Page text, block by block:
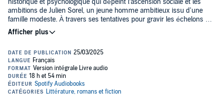
historique et psychologique qui dépeint l’ascension sociale et les
ambitions de Julien Sorel, un jeune homme ambitieux issu d'une
famille modeste. À travers ses tentatives pour gravir les échelons de
la société, il se trouve souvent dans les intrigues au milieu de
personnes influentes. Satire mordante de la société française du
aristocraties, tout en constatant la folie des actions du protagoniste.
Ce roman illustre les tensions sociales d'une époque, marquée par
la lutte des classes et l’hypocrisie morale tandis que Stendhal y
explore les passions humaines, l’ambition, et l'isolement face aux
conventions rigides.Le Rouge et le Noir
Public Domain (P)2025 Spotify Audiobooks